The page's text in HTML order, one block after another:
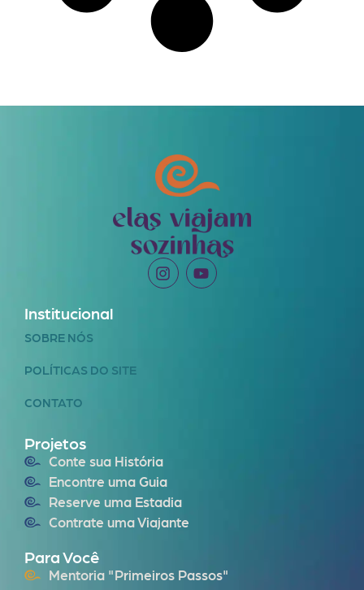
Institucional
SOBRE NÓS
POLÍTICAS DO SITE
CONTATO
Projetos
Conte sua História
Encontre uma Guia
Reserve uma Estadia
Contrate uma Viajante
Para Você
Mentoria "Primeiros Passos"